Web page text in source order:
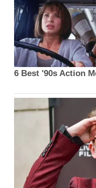
6 Best '90s Action